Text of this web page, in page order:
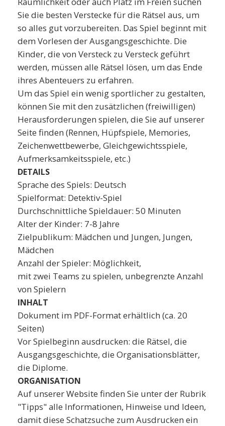
Sie die besten Verstecke für die Rätsel aus, um
so alles gut vorzubereiten. Das Spiel beginnt mit
dem Vorlesen der Ausgangsgeschichte. Die
Kinder, die von Versteck zu Versteck geführt
werden, müssen alle Rätsel lösen, um das Ende
ihres Abenteuers zu erfahren.
Um das Spiel ein wenig sportlicher zu gestalten,
können Sie mit den zusätzlichen (freiwilligen)
Herausforderungen spielen, die Sie auf unserer
Seite finden (Rennen, Hüpfspiele, Memories,
Zeichenwettbewerbe, Gleichgewichtsspiele,
Aufmerksamkeitsspiele, etc.)
DETAILS
Sprache des Spiels: Deutsch
Spielformat: Detektiv-Spiel
Durchschnittliche Spieldauer: 50 Minuten
Alter der Kinder: 7-8 Jahre
Zielpublikum: Mädchen und Jungen, Jungen,
Mädchen
Anzahl der Spieler: Möglichkeit,
mit zwei Teams zu spielen, unbegrenzte Anzahl
von Spielern
INHALT
Dokument im PDF-Format erhältlich (ca. 20
Seiten)
Vor Spielbeginn ausdrucken: die Rätsel, die
Ausgangsgeschichte, die Organisationsblätter,
die Diplome.
ORGANISATION
Auf unserer Website finden Sie unter der Rubrik
"Tipps" alle Informationen, Hinweise und Ideen,
damit diese Schatzsuche zum Ausdrucken ein